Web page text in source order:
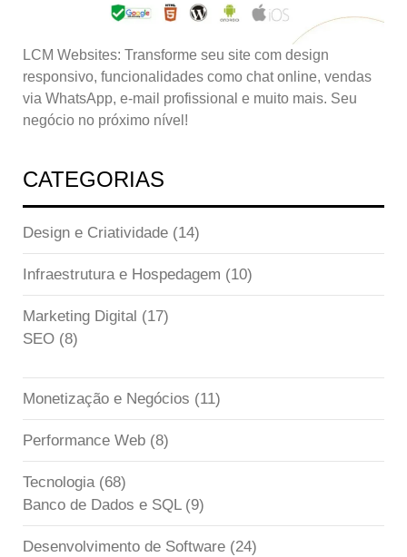
LCM Websites: Transforme seu site com design
responsivo, funcionalidades como chat online, vendas
via WhatsApp, e-mail profissional e muito mais. Seu
negócio no próximo nível!
CATEGORIAS
Design e Criatividade (14)
Infraestrutura e Hospedagem (10)
Marketing Digital (17)
SEO (8)
Monetização e Negócios (11)
Performance Web (8)
Tecnologia(68)
Banco de Dados e SQL(9)
Desenvolvimento de Software (24)